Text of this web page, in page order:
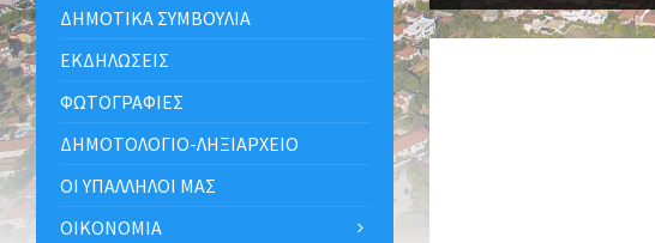
ΔΗΜΟΤΙΚΆ ΣΥΜΒΟΎΛΙΑ
ΕΚΔΗΛΏΣΕΙΣ
ΦΩΤΟΓΡΑΦΊΕΣ
ΔΗΜΟΤΟΛΌΓΙΟ-ΛΗΞΙΑΡΧΕΊΟ
ΟΙ ΥΠΆΛΛΗΛΟΙ ΜΑΣ
ΟΙΚΟΝΟΜΊΑ